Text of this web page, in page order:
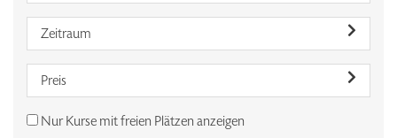
Zeitraum
Preis
Nur Kurse mit freien Plätzen anzeigen